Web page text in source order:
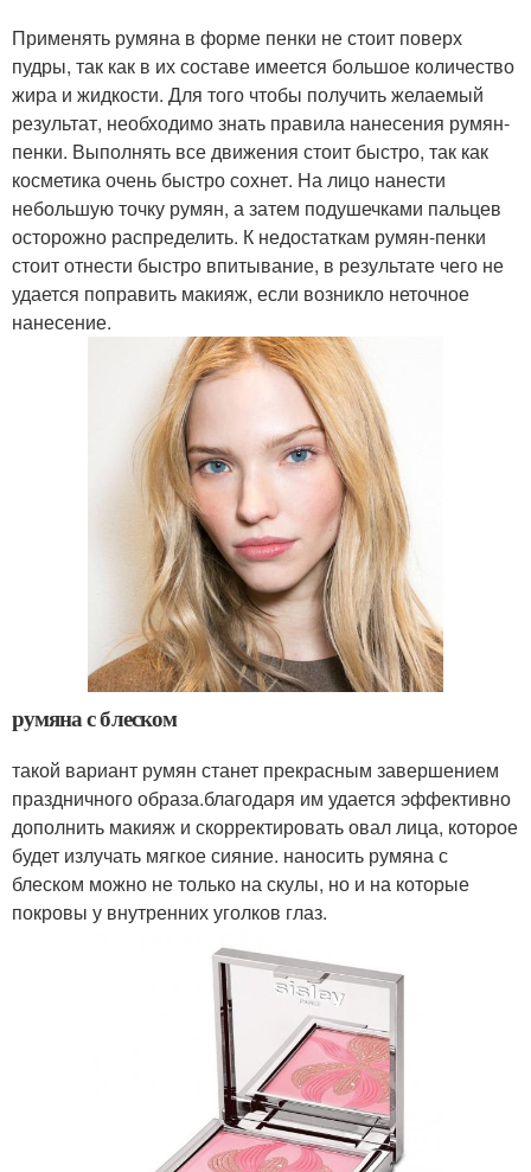
Применять румяна в форме пенки не стоит поверх
пудры, так как в их составе имеется большое количество
жира и жидкости. Для того чтобы получить желаемый
результат, необходимо знать правила нанесения румян-
пенки. Выполнять все движения стоит быстро, так как
косметика очень быстро сохнет. На лицо нанести
небольшую точку румян, а затем подушечками пальцев
осторожно распределить. К недостаткам румян-пенки
стоит отнести быстро впитывание, в результате чего не
удается поправить макияж, если возникло неточное
нанесение.
румяна с блеском
такой вариант румян станет прекрасным завершением
праздничного образа.благодаря им удается эффективно
дополнить макияж и скорректировать овал лица, которое
будет излучать мягкое сияние. наносить румяна с
блеском можно не только на скулы, но и на которые
покровы у внутренних уголков глаз.